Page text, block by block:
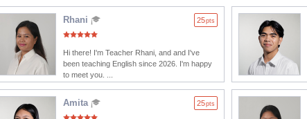
Rhani 25pts
Hi there! I'm Teacher Rhani, and and I've
been teaching English since 2026. I'm happy
to meet you. ...
Amita 25pts